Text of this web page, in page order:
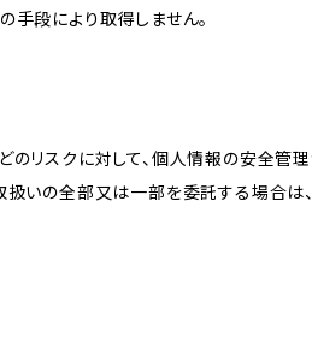
手段により取得しません。
リスクに対して、個人情報の安全管
扱いの全部又は一部を委託する場合